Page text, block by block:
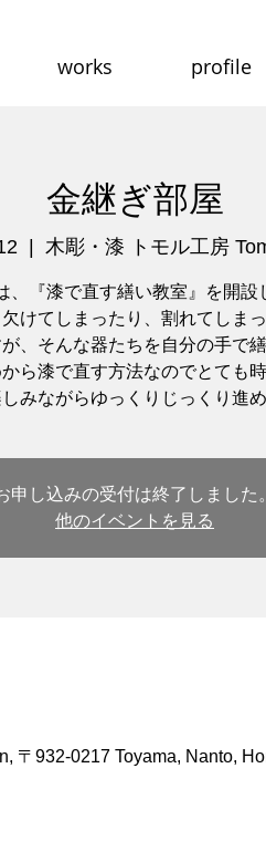
works profile
金継ぎ部屋
  |
木彫・漆 トモル工房
、『漆で直す繕い教室』を開設
けてしまったり、割れてしま
、そんな器たちを自分の手で
ら漆で直す方法なのでとても
みながらゆっくりじっくり進
申し込みの受付は終了しました。
他のイベントを見る
〒932-0217 Toyama, Nanto,